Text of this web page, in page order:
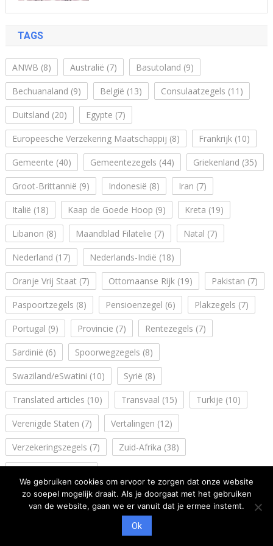
TAGS
ANWB (8) Australië (7) Basutoland (9)
Bechuanaland (9) België (13) Consulaatzegels (11)
Duitsland (20) Egypte (7)
Europeesche Verzekering Maatschappij (8) Frankrijk(10)
Gemeente (40) Gemeentezegels (44) Griekenland (35)
Groot-Brittannië (9) Indonesië (8) Iran (7)
Italië (18) Kaap de Goede Hoop (9) Kreta (19)
Libanon (8) Maandblad Filatelie (7) Natal (7)
Nederland (17) Nederlands-Indië (18)
Oranje Vrij Staat (7) Ottomaanse Rijk(19) Pakistan (7)
Paspoortzegels (8) Pensioenzegel (6) Plakzegels (7)
Portugal (9) Provincie (7) Rentezegels (7)
Sardinië (6) Spoorwegzegels (8)
Swaziland/eSwatini (10) Syrië (8)
Translated articles (10) Transvaal (15) Turkije (10)
Verenigde Staten (7) Vertalingen (12)
Verzekeringszegels (7) Zuid-Afrika (38)
Copyright: NVFF
We gebruiken cookies om ervoor te zorgen dat onze website
zo soepel mogelijk draait. Als je doorgaat met het gebruiken
van de website, gaan we er vanuit dat je ermee instemt.
Ok